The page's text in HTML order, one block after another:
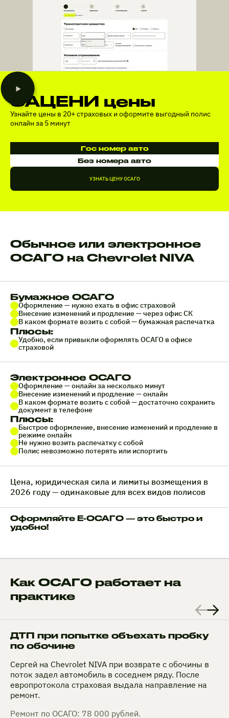
ЗАЦЕНИ цены
Узнайте цены в 20+ страховых и оформите выгодный полис
онлайн за 5 минут
Гос номер авто
Без номера авто
УЗНАТЬ ЦЕНУ ОСАГО
Обычное или электронное
ОСАГО на Chevrolet NIVA
Бумажное ОСАГО
Оформление — нужно ехать в офис страховой
Внесение изменений и продление — через офис СК
В каком формате возить с собой — бумажная распечатка
Плюсы:
Удобно, если привыкли оформлять ОСАГО в офисе
страховой
Электронное ОСАГО
Оформление — онлайн за несколько минут
Внесение изменений и продление — онлайн
В каком формате возить с собой — достаточно сохранить
документ в телефоне
Плюсы:
Быстрое оформление, внесение изменений и продление в
режиме онлайн
Не нужно возить распечатку с собой
Полис невозможно потерять или испортить
Цена, юридическая сила и лимиты возмещения в
2026 году — одинаковые для всех видов полисов
Оформляйте Е-ОСАГО — это быстро и
удобно!
Как ОСАГО работает на
практике
ДТП при попытке объехать пробку
по обочине
Сергей на Chevrolet NIVA при возврате с обочины в
поток задел автомобиль в соседнем ряду. После
европротокола страховая выдала направление на
ремонт.
Ремонт по ОСАГО: 78 000 рублей.